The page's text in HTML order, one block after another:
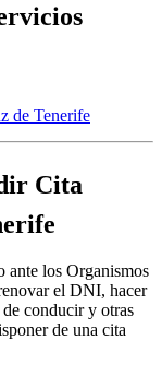
de Tenerife
Cita
ante los Organismos
el DNI, hacer
conducir y otras
de una cita